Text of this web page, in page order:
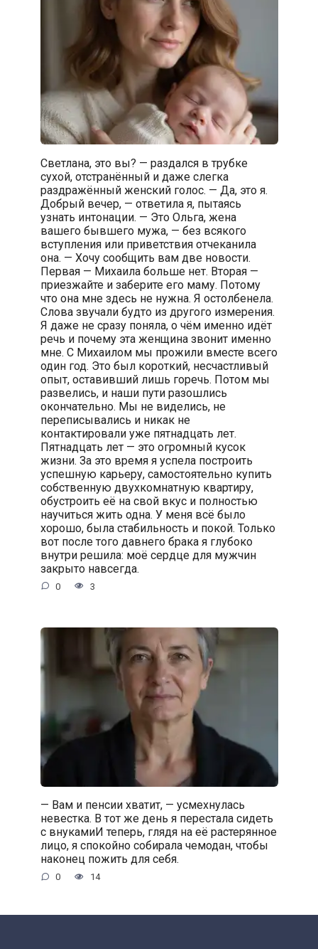
Светлана, это вы? — раздался в трубке
сухой, отстранённый и даже слегка
раздражённый женский голос. — Да, это я.
Добрый вечер, — ответила я, пытаясь
узнать интонации. — Это Ольга, жена
вашего бывшего мужа, — без всякого
вступления или приветствия отчеканила
она. — Хочу сообщить вам две новости.
Первая — Михаила больше нет. Вторая —
приезжайте и заберите его маму. Потому
что она мне здесь не нужна. Я остолбенела.
Слова звучали будто из другого измерения.
Я даже не сразу поняла, о чём именно идёт
речь и почему эта женщина звонит именно
мне. С Михаилом мы прожили вместе всего
один год. Это был короткий, несчастливый
опыт, оставивший лишь горечь. Потом мы
развелись, и наши пути разошлись
окончательно. Мы не виделись, не
переписывались и никак не
контактировали уже пятнадцать лет.
Пятнадцать лет — это огромный кусок
жизни. За это время я успела построить
успешную карьеру, самостоятельно купить
собственную двухкомнатную квартиру,
обустроить её на свой вкус и полностью
научиться жить одна. У меня всё было
хорошо, была стабильность и покой. Только
вот после того давнего брака я глубоко
внутри решила: моё сердце для мужчин
закрыто навсегда.
0 3
— Вам и пенсии хватит, — усмехнулась
невестка. В тот же день я перестала сидеть
с внукамиИ теперь, глядя на её растерянное
лицо, я спокойно собирала чемодан, чтобы
наконец пожить для себя.
0 14